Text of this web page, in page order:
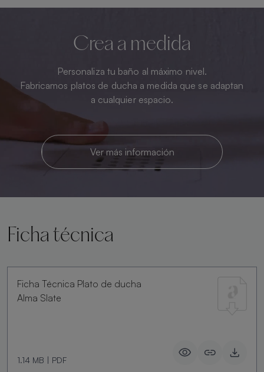
Crea a medida
Personaliza tu baño al máximo nivel.
Fabricamos platos de ducha a medida que se adaptan
a cualquier espacio.
Ver más información
Ficha técnica
Ficha Técnica Plato de ducha
Alma Slate
1.14 MB | PDF